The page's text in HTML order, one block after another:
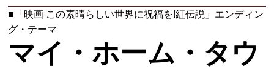
■「映画 この素晴らしい世界に祝福を!紅伝説」エンディン
グ・テーマ
マイ・ホーム・タウ